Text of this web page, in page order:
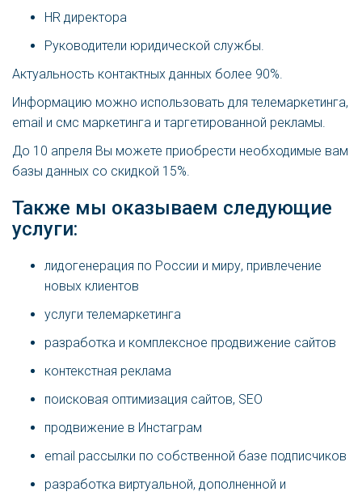
HR директора
Руководители юридической службы.
Актуальность контактных данных более 90%.
Информацию можно использовать для телемаркетинга,
email и смс маркетинга и таргетированной рекламы.
До 10 апреля Вы можете приобрести необходимые вам
базы данных со скидкой 15%.
Также мы оказываем следующие
услуги:
лидогенерация по России и миру, привлечение
новых клиентов
услуги телемаркетинга
разработка и комплексное продвижение сайтов
контекстная реклама
поисковая оптимизация сайтов, SEO
продвижение в Инстаграм
email рассылки по собственной базе подписчиков
разработка виртуальной, дополненной и